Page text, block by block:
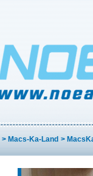
>Macs-Ka-Land >